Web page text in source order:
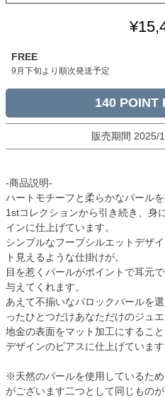
¥
FREE
9月下旬より順次発送予定
140
販売期間 2025/
-商品説明-
ハートモチーフと柔らかなパール
1stコレクションから引き続き、身
インに仕上げています。
シンプルなフープシルエットデザ
ト見えるような仕掛けが。
目を惹くパールがポイントで耳元
与えてくれます。
あえて不揃いなバロックパールを
ったひとつだけあなただけのジュエ
地金の表面をマット加工にするこ
デザインのピアスに仕上げています
※天然のパールを使用しているた
がございます二つとして同じもの